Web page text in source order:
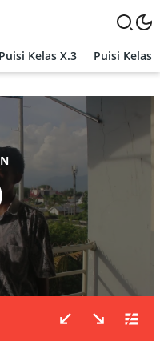
Puisi Kelas X.3 Puisi Kelas